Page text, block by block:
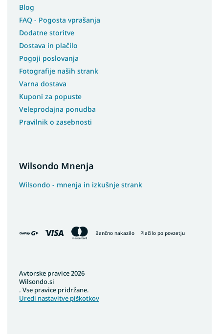
Blog
FAQ - Pogosta vprašanja
Dodatne storitve
Dostava in plačilo
Pogoji poslovanja
Fotografije naših strank
Varna dostava
Kuponi za popuste
Veleprodajna ponudba
Pravilnik o zasebnosti
Wilsondo Mnenja
Wilsondo - mnenja in izkušnje strank
Bančno nakazilo Plačilo po povzetju
Avtorske pravice 2026
Wilsondo.si
. Vse pravice pridržane.
Uredi nastavitve piškotkov